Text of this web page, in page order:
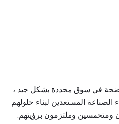
في سوق محددة بشكل جيد ،
المستعدين لبناء حلولهم
وملتزمون برؤيتهم.